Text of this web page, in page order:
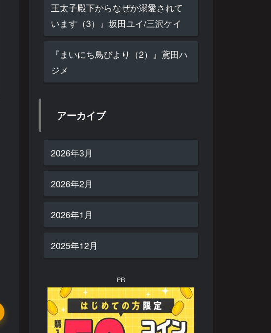
王太子殿下からなぜか溺愛されて
います（3）』坂田ユイ/三沢ケイ
『まいにち鳥びより（2）』鳶田ハ
ジメ
アーカイブ
2026年3月
2026年2月
2026年1月
2025年12月
PR